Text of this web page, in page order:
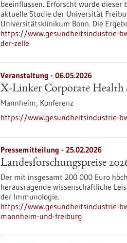
beeinflussen. Erforscht wurde dieser
aktuelle Studie der Universität
Universitätsklinikum Bonn. Die
https://www.gesundheitsindustrie-
der-zelle
Veranstaltung - 06.05.2026
X-Linker Corporate Health
Mannheim, Konferenz
https://www.gesundheitsindustrie-
Pressemitteilung - 25.02.2026
Landesforschungspreise
Der mit insgesamt 200 000 Euro
herausragende wissenschaftliche
der Immunologie.
https://www.gesundheitsindustrie-
mannheim-und-freiburg